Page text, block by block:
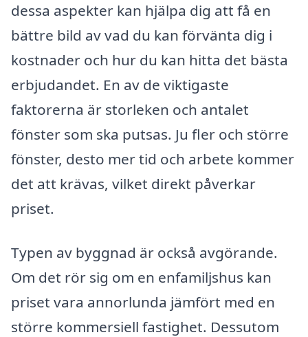
dessa aspekter kan hjälpa dig att få en
bättre bild av vad du kan förvänta dig i
kostnader och hur du kan hitta det bästa
erbjudandet. En av de viktigaste
faktorerna är storleken och antalet
fönster som ska putsas. Ju fler och större
fönster, desto mer tid och arbete kommer
det att krävas, vilket direkt påverkar
priset.
Typen av byggnad är också avgörande.
Om det rör sig om en enfamiljshus kan
priset vara annorlunda jämfört med en
större kommersiell fastighet. Dessutom